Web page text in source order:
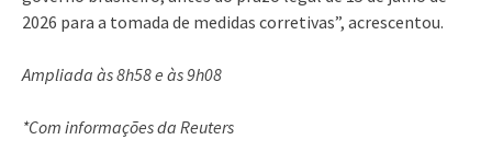
2026 para a tomada de medidas corretivas”, acrescentou.
Ampliada às 8h58 e às 9h08
*Com informações da Reuters